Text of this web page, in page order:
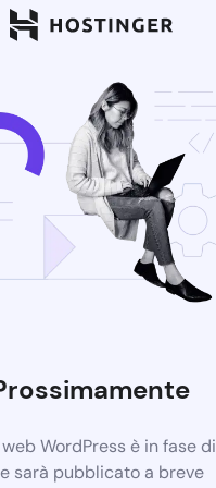
WordPress è in fase di
sarà pubblicato a breve